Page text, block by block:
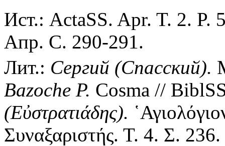
Ист.: ActaSS. Apr. T. 2.
Апр. С. 290-291.
Лит.: Сергий (Спасский).
Bazoche P. Cosma //
(Εὐστρατιάδης).
Συναξαριστής. Τ. 4. Σ. 236.